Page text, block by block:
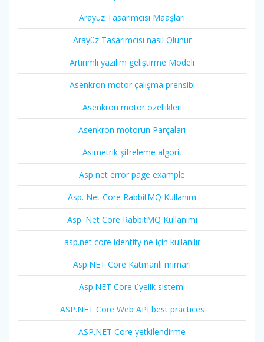
Arayüz Tasarımcısı Maaşları
Arayüz Tasarımcısı nasıl Olunur
Artırımlı yazılım geliştirme Modeli
Asenkron motor çalışma prensibi
Asenkron motor özellikleri
Asenkron motorun Parçaları
Asimetrik şifreleme algorit
Asp net error page example
Asp. Net Core RabbitMQ Kullanım
Asp. Net Core RabbitMQ Kullanımı
asp.net core identity ne için kullanılır
Asp.NET Core Katmanlı mimari
Asp.NET Core üyelik sistemi
ASP.NET Core Web API best practices
ASP.NET Core yetkilendirme